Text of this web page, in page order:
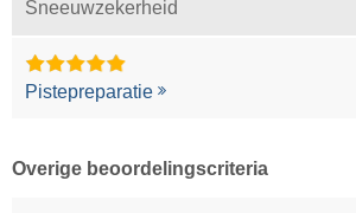
Sneeuwzekerheid
Pistepreparatie
Overige beoordelingscriteria